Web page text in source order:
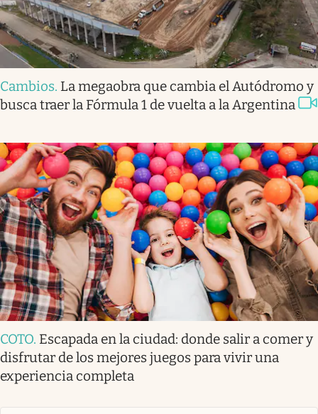
Cambios. La megaobra que cambia el Autódromo y
busca traer la Fórmula 1 de vuelta a la Argentina
COTO. Escapada en la ciudad: donde salir a comer y
disfrutar de los mejores juegos para vivir una
experiencia completa